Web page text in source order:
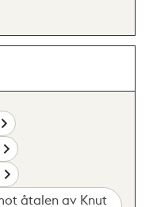
åtalen av Knut